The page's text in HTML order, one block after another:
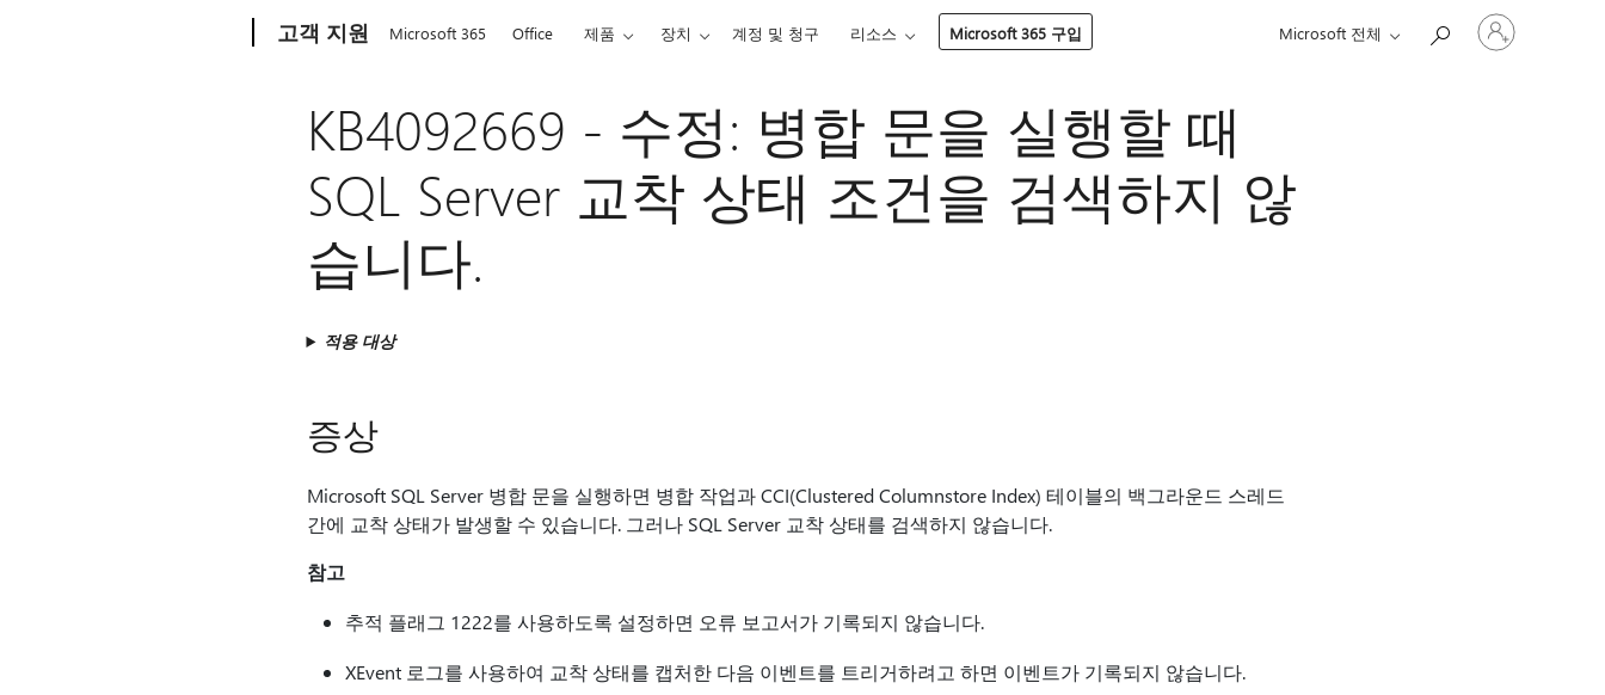
고객 지원 Microsoft 365 Office 제품 장치 계정 및 청구 리소스 Microsoft 365 구입 Microsoft 전체
하
KB4092669 - 수정: 병합 문을 실행할 때
SQL Server 교착 상태 조건을 검색하지 않
습니다.
적용 대상
증상
Microsoft SQL Server 병합 문을 실행하면 병합 작업과 CCI(Clustered Columnstore Index) 테이블의 백그라운드 스레드
간에 교착 상태가 발생할 수 있습니다. 그러나 SQL Server 교착 상태를 검색하지 않습니다.
참고
추적 플래그 1222를 사용하도록 설정하면 오류 보고서가 기록되지 않습니다.
XEvent 로그를 사용하여 교착 상태를 캡처한 다음 이벤트를 트리거하려고 하면 이벤트가 기록되지 않습니다.